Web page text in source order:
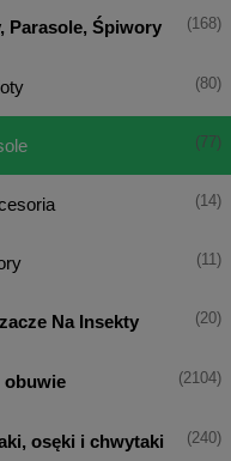
Parasole, Śpiwory (168)
(80)
(77)
(14)
(11)
Na Insekty (20)
obuwie (2104)
osęki i chwytaki (240)